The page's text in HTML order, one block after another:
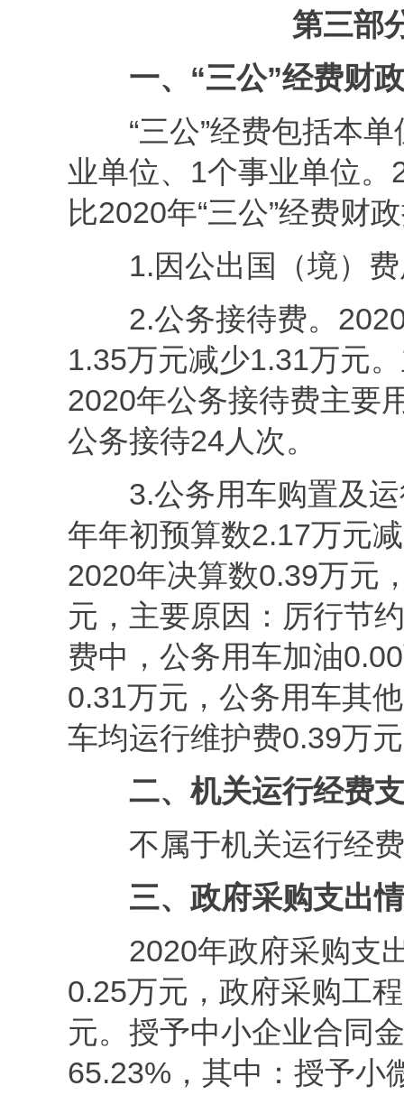
第三部
一、“三公”经费财
“三公”经费包括本
业单位、1个事业单位。
比2020年“三公”经费财
1.因公出国（境）
2.公务接待费。
1.35万元减少1.31万元
2020年公务接待费主要
公务接待24人次。
3.公务用车购置及
年年初预算数2.17万元
2020年决算数0.39万元
元，主要原因：厉行节
费中，公务用车加油
0.31万元，公务用车其
车均运行维护费0.39万
二、机关运行经费
不属于机关运行经
三、政府采购支出
2020年政府采购支
0.25万元，政府采购工
元。授予中小企业合同
65.23%，其中：授予小